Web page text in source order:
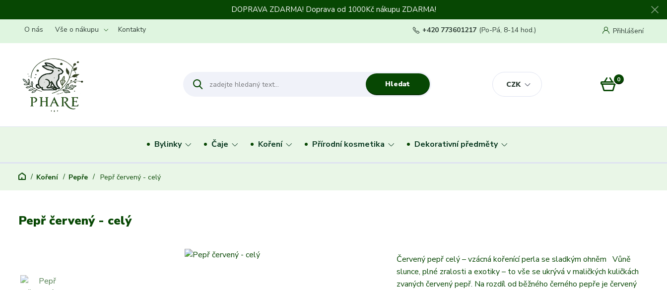
DOPRAVA ZDARMA! Doprava od 1000Kč nákupu ZDARMA!
O nás Vše o nákupu Kontakty
CZK
Přihlášení
Hledat
+420 773601217 (Po-Pá, 8-14 hod.)
0
Bylinky Čaje Koření Přírodní kosmetika Dekorativní předměty
Koření Pepře Pepř červený - celý
Pepř červený - celý
Červený pepř celý – vzácná kořenící perla se sladkým ohněm Vůně
slunce, plné zralosti a exotiky – to vše se ukrývá v maličkých kuličkách
zvaných červený pepř. Na rozdíl od běžného černého pepře je červený